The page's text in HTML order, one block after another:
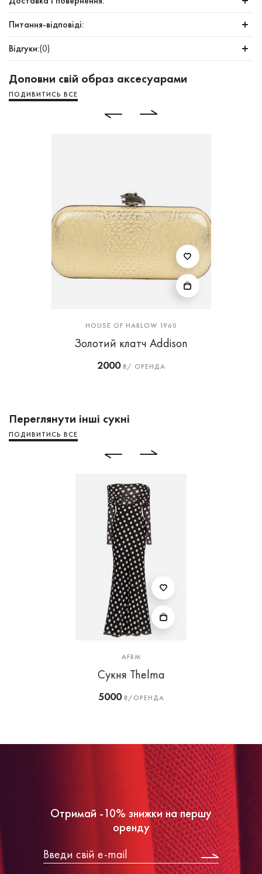
Питання-відповіді:
Відгуки:(0)
Доповни свій образ аксесуарами
ПОДИВИТИСЬ ВСЕ
HOUSE OF HARLOW 1960
Золотий клатч Addison
2000₴/ ОРЕНДА
Переглянути інші сукні
ПОДИВИТИСЬ ВСЕ
AFRM
Сукня Thelma
5000₴/ОРЕНДА
Отримай -10% знижки на першу
оренду